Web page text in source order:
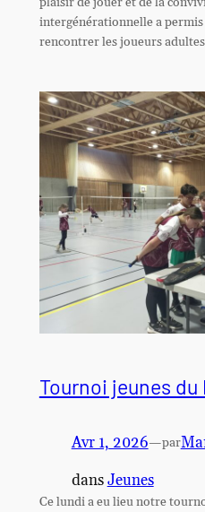
intergénérationnelle a permis
rencontrer les joueurs
Tournoi jeunes
Avr 1, 2026—par
dansJeunes
Ce lundi a eu lieu notre